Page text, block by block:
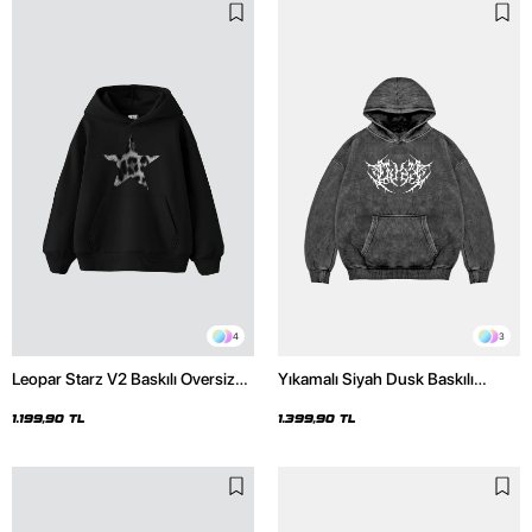
4
Leopar Starz V2 Baskılı Oversize
1.199,90 TL
3
Yıkamalı Siyah Dusk Baskılı
1.399,90 TL